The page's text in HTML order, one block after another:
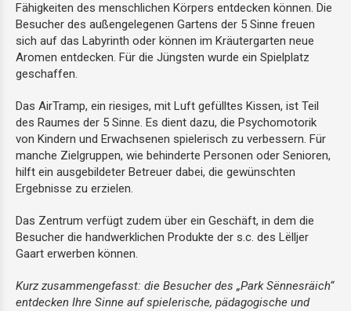
Fähigkeiten des menschlichen Körpers entdecken können. Die
Besucher des außengelegenen Gartens der 5 Sinne freuen
sich auf das Labyrinth oder können im Kräutergarten neue
Aromen entdecken. Für die Jüngsten wurde ein Spielplatz
geschaffen.
Das AirTramp, ein riesiges, mit Luft gefülltes Kissen, ist Teil
des Raumes der 5 Sinne. Es dient dazu, die Psychomotorik
von Kindern und Erwachsenen spielerisch zu verbessern. Für
manche Zielgruppen, wie behinderte Personen oder Senioren,
hilft ein ausgebildeter Betreuer dabei, die gewünschten
Ergebnisse zu erzielen.
Das Zentrum verfügt zudem über ein Geschäft, in dem die
Besucher die handwerklichen Produkte der s.c. des Lëlljer
Gaart erwerben können.
Kurz zusammengefasst: die Besucher des „Park Sënnesräich“
entdecken Ihre Sinne auf spielerische, pädagogische und